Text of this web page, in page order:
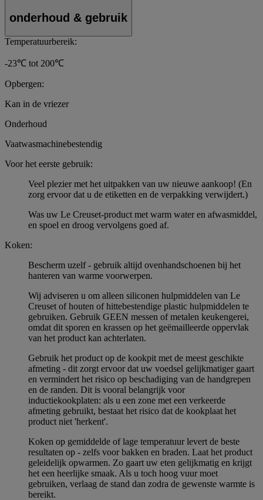
onderhoud & gebruik
Temperatuurbereik:
-23℃ tot 200℃
Opbergen:
Kan in de vriezer
Onderhoud
Vaatwasmachinebestendig
Voor het eerste gebruik:
Veel plezier met het uitpakken van uw nieuwe aankoop! (En
zorg ervoor dat u de etiketten en de verpakking verwijdert.)
Was uw Le Creuset-product met warm water en afwasmiddel,
en spoel en droog vervolgens goed af.
Koken:
Bescherm uzelf - gebruik altijd ovenhandschoenen bij het
hanteren van warme voorwerpen.
Wij adviseren u om alleen siliconen hulpmiddelen van Le
Creuset of houten of hittebestendige plastic hulpmiddelen te
gebruiken. Gebruik GEEN messen of metalen keukengerei,
omdat dit sporen en krassen op het geëmailleerde oppervlak
van het product kan achterlaten.
Gebruik het product op de kookpit met de meest geschikte
afmeting - dit zorgt ervoor dat uw voedsel gelijkmatiger gaart
en vermindert het risico op beschadiging van de handgrepen
en de randen. Dit is vooral belangrijk voor
inductiekookplaten: als u een zone met een verkeerde
afmeting gebruikt, bestaat het risico dat de kookplaat het
product niet 'herkent'.
Koken op gemiddelde of lage temperatuur levert de beste
resultaten op - zelfs voor bakken en braden. Laat het product
geleidelijk opwarmen. Zo gaart uw eten gelijkmatig en krijgt
het een heerlijke smaak. Als u toch hoog vuur moet
gebruiken, verlaag de stand dan zodra de gewenste warmte is
bereikt.